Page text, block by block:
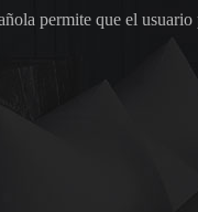
permite que el